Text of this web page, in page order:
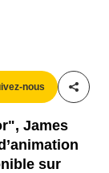
nous
James
sur